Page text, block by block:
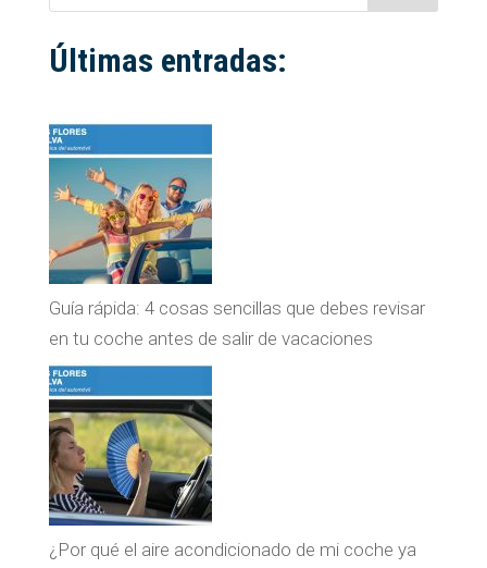
Últimas entradas:
Guía rápida: 4 cosas sencillas que debes revisar
en tu coche antes de salir de vacaciones
¿Por qué el aire acondicionado de mi coche ya